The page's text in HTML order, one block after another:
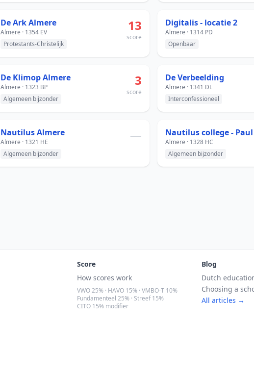
De Ark Almere
Almere · 1354 EV
Protestants-Christelijk
13
score
Digitalis - locatie 2
Almere · 1314 PD
Openbaar
De Klimop Almere
Almere · 1323 BP
Algemeen bijzonder
3
score
De Verbeelding
Almere · 1341 DL
Interconfessioneel
Nautilus Almere
Almere · 1321 HE
Algemeen bijzonder
—
Almere · 1328 HC
Algemeen bijzonder
Score
How scores work
VWO 25% · HAVO 15% · VMBO-T 10%
Fundamenteel 25% · Streef 15%
CITO 15% modifier
Blog
Dutch
Choosing a
All articles →